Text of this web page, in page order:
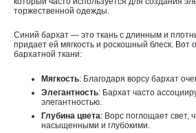
торжественной одежды.
Синий бархат — это ткань с длинным и
придает ей мягкость и роскошный блеск. Вот
бархатной ткани:
Мягкость: Благодаря ворсу бархат
Элегантность: Бархат часто
элегантностью.
Глубина цвета: Ворс поглощает свет,
насыщенными и глубокими.